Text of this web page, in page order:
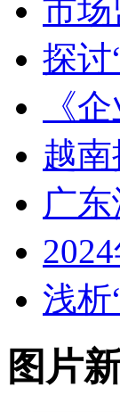
市
探讨
《
越
广
浅析
图片